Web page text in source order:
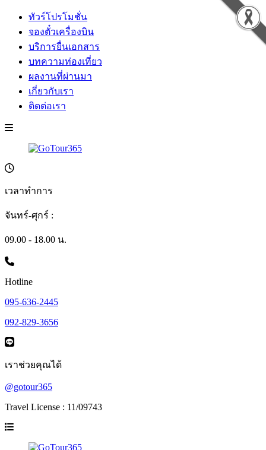
ทัวร์โปรโมชั่น
จองตั๋วเครื่องบิน
บริการยื่นเอกสาร
บทความท่องเที่ยว
ผลงานที่ผ่านมา
เกี่ยวกับเรา
ติดต่อเรา
เวลาทำการ
จันทร์-ศุกร์ :
09.00 - 18.00 น.
Hotline
095-636-2445
092-829-3656
เราช่วยคุณได้
@gotour365
Travel License : 11/09743